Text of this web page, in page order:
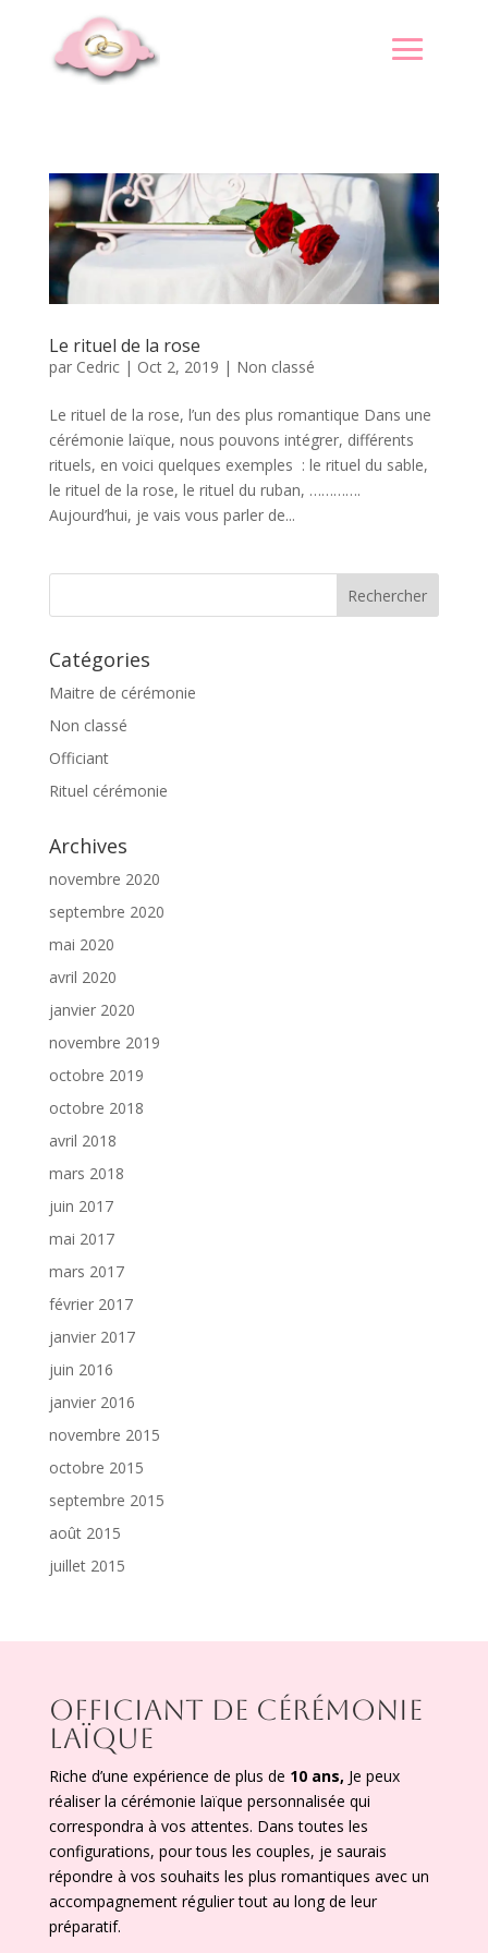
Le rituel de la rose
par Cedric| Oct 2, 2019 | Non classé
Le rituel de la rose, l’un des plus romantique Dans une
cérémonie laïque, nous pouvons intégrer, différents
rituels, en voici quelques exemples : le rituel du sable,
le rituel de la rose, le rituel du ruban, ………….
Aujourd’hui, je vais vous parler de...
Catégories
Maitre de cérémonie
Non classé
Officiant
Rituel cérémonie
Archives
novembre 2020
septembre 2020
mai 2020
avril 2020
janvier 2020
novembre 2019
octobre 2019
octobre 2018
avril 2018
mars 2018
juin 2017
mai 2017
mars 2017
février 2017
janvier 2017
juin 2016
janvier 2016
novembre 2015
octobre 2015
septembre 2015
août 2015
juillet 2015
OFFICIANT DE CÉRÉMONIE
LAÏQUE
Riche d’une expérience de plus de 10 ans, Je peux
réaliser la cérémonie laïque personnalisée qui
correspondra à vos attentes. Dans toutes les
configurations, pour tous les couples, je saurais
répondre à vos souhaits les plus romantiques avec un
accompagnement régulier tout au long de leur
préparatif.